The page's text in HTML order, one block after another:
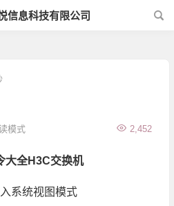
信息科技有限公司
2,452
模式
大全H3C交换机
系统视图模式